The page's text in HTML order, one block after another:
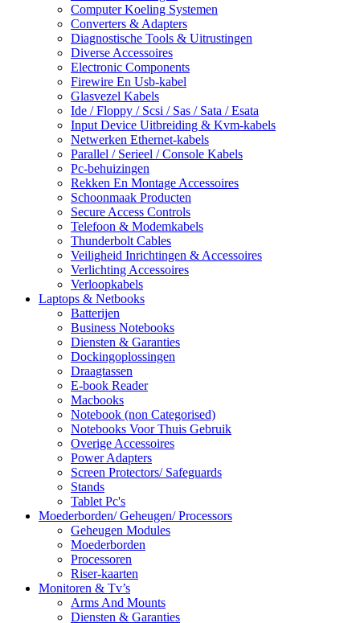
Computer Koeling Systemen
Converters & Adapters
Diagnostische Tools & Uitrustingen
Diverse Accessoires
Electronic Components
Firewire En Usb-kabel
Glasvezel Kabels
Ide / Floppy / Scsi / Sas / Sata / Esata
Input Device Uitbreiding & Kvm-kabels
Netwerken Ethernet-kabels
Parallel / Serieel / Console Kabels
Pc-behuizingen
Rekken En Montage Accessoires
Schoonmaak Producten
Secure Access Controls
Telefoon & Modemkabels
Thunderbolt Cables
Veiligheid Inrichtingen & Accessoires
Verlichting Accessoires
Verloopkabels
Laptops & Netbooks
Batterijen
Business Notebooks
Diensten & Garanties
Dockingoplossingen
Draagtassen
E-book Reader
Macbooks
Notebook (non Categorised)
Notebooks Voor Thuis Gebruik
Overige Accessoires
Power Adapters
Screen Protectors/ Safeguards
Stands
Tablet Pc's
Moederborden/ Geheugen/ Processors
Geheugen Modules
Moederborden
Processoren
Riser-kaarten
Monitoren & Tv’s
Arms And Mounts
Diensten & Garanties